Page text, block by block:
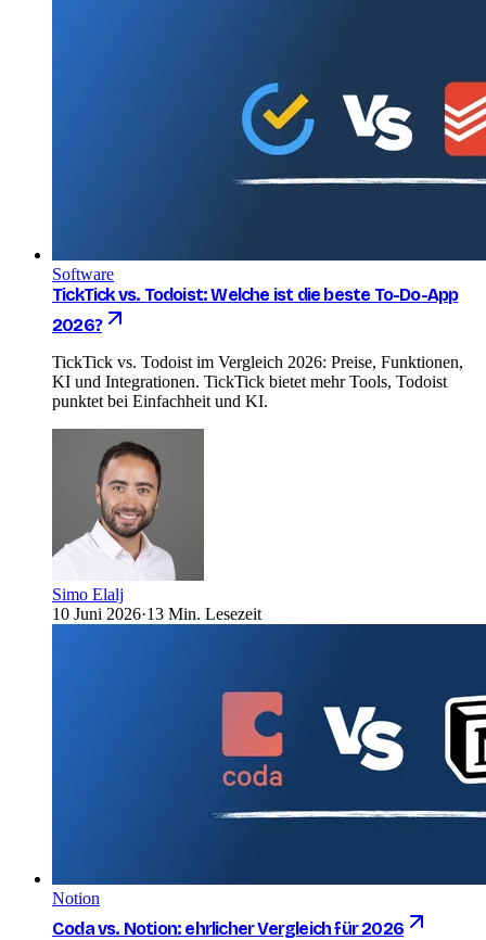
Software
TickTick vs. Todoist: Welche ist die beste To-Do-App
2026?
TickTick vs. Todoist im Vergleich 2026: Preise, Funktionen,
KI und Integrationen. TickTick bietet mehr Tools, Todoist
punktet bei Einfachheit und KI.
Simo Elalj
10 Juni 2026·13 Min. Lesezeit
Notion
Coda vs. Notion: ehrlicher Vergleich für 2026